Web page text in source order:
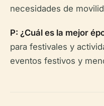
necesidades de
P: ¿Cuál es la mejor
para festivales y
eventos festivos y